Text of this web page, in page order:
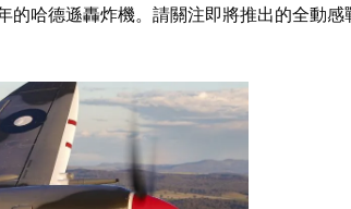
哈德遜轟炸機。請關注即將推出的全動感